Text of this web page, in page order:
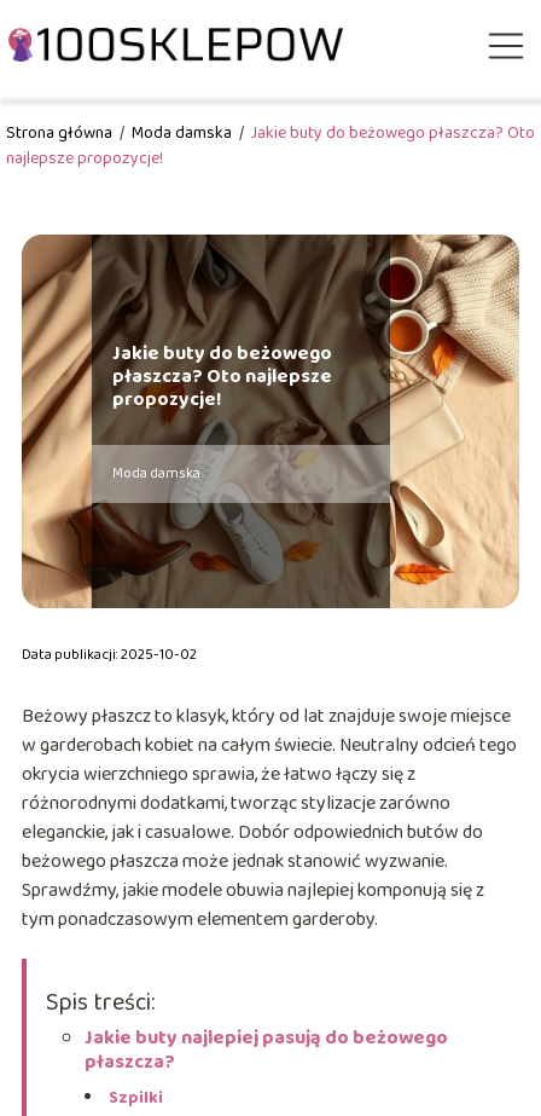
Strona główna / Moda damska / Jakie buty do beżowego płaszcza? Oto
najlepsze propozycje!
Jakie buty do beżowego
płaszcza? Oto najlepsze
propozycje!
Moda damska
Data publikacji: 2025-10-02
Beżowy płaszcz to klasyk, który od lat znajduje swoje miejsce
w garderobach kobiet na całym świecie. Neutralny odcień tego
okrycia wierzchniego sprawia, że łatwo łączy się z
różnorodnymi dodatkami, tworząc stylizacje zarówno
eleganckie, jak i casualowe. Dobór odpowiednich butów do
beżowego płaszcza może jednak stanowić wyzwanie.
Sprawdźmy, jakie modele obuwia najlepiej komponują się z
tym ponadczasowym elementem garderoby.
Spis treści:
Jakie buty najlepiej pasują do beżowego
płaszcza?
Szpilki